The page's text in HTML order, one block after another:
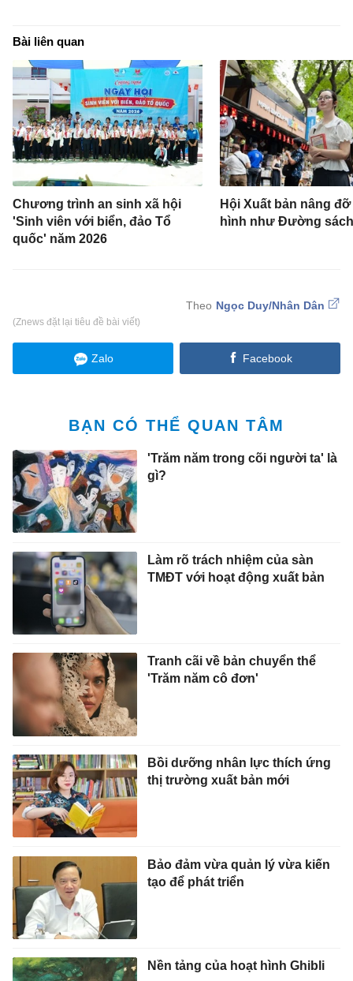
Bài liên quan
Chương trình an sinh xã hội
'Sinh viên với biển, đảo Tổ
quốc' năm 2026
Hội Xuất bản nâng
hình như Đường sách
Ngọc Duy/Nhân Dân
(Znews đặt lại tiêu đề bài viết)
Zalo Facebook
BẠN CÓ THỂ QUAN TÂM
'Trăm năm trong cõi người ta' là
gì?
Làm rõ trách nhiệm của sàn
TMĐT với hoạt động xuất bản
Tranh cãi về bản chuyển thể
'Trăm năm cô đơn'
Bồi dưỡng nhân lực thích ứng
thị trường xuất bản mới
Bảo đảm vừa quản lý vừa kiến
tạo để phát triển
Nền tảng của hoạt hình Ghibli